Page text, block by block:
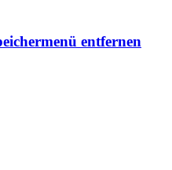
entfernen